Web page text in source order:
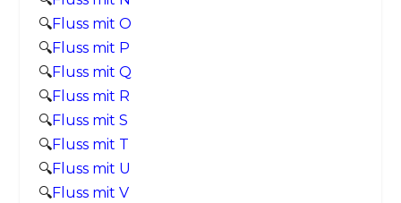
🔍Fluss mit O
🔍Fluss mit P
🔍Fluss mit Q
🔍Fluss mit R
🔍Fluss mit S
🔍Fluss mit T
🔍Fluss mit U
🔍Fluss mit V